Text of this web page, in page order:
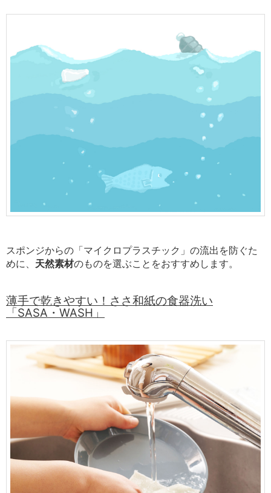
スポンジからの「マイクロプラスチック」の流出を防ぐた
めに、 天然素材のものを選ぶことをおすすめします。
薄手で乾きやすい！ささ和紙の食器洗い
「SASA・WASH」